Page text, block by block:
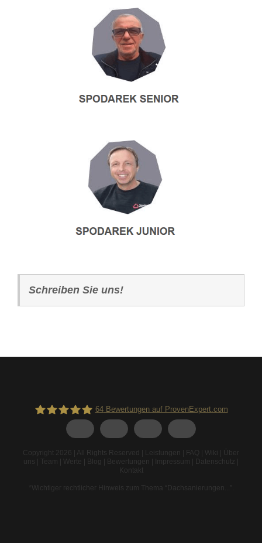
Schreiben Sie uns!
64Bewertungen auf ProvenExpert.com
Copyright 2026 | All Rights Reserved | Leistungen FAQ Wiki
Über
uns
Team Werte Blog Bewertungen Impressum Datenschutz
Kontakt
*Wichtiger rechtlicher Hinweis zum Thema “Dachsanierungen...” .